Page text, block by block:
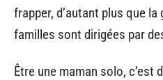
frapper, d’autant plus que
familles sont dirigées par
Être une maman solo, c’est